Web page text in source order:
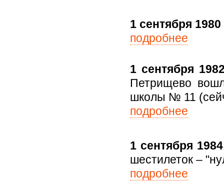
1 сентября 1980
подробнее
1 сентября
Петрищево
школы № 11
подробнее
1 сентября 1984
шестилеток –
подробнее